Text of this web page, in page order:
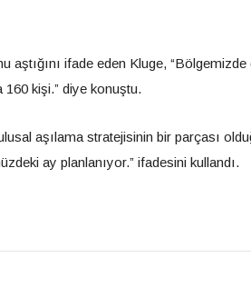
aştığını ifade eden Kluge,
kişi.” diye konuştu.
aşılama stratejisinin bir parçası
ay planlanıyor.” ifadesini kullandı.